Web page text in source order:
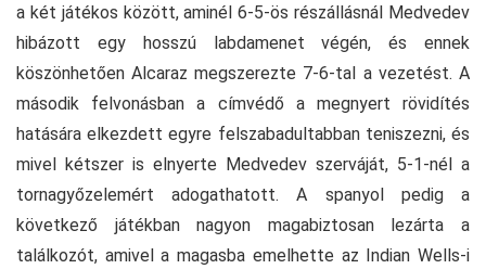
a két játékos között, aminél 6-5-ös részállásnál Medvedev
hibázott egy hosszú labdamenet végén, és ennek
köszönhetően Alcaraz megszerezte 7-6-tal a vezetést. A
második felvonásban a címvédő a megnyert rövidítés
hatására elkezdett egyre felszabadultabban teniszezni, és
mivel kétszer is elnyerte Medvedev szerváját, 5-1-nél a
tornagyőzelemért adogathatott. A spanyol pedig a
következő játékban nagyon magabiztosan lezárta a
találkozót, amivel a magasba emelhette az Indian Wells-i